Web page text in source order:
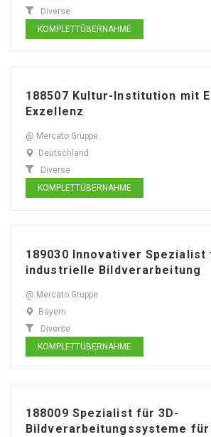
Diverse
KOMPLETTÜBERNAHME
188507 Kultur-Institution mit
Exzellenz
@ Mercato Gruppe
Deutschland
Diverse
KOMPLETTÜBERNAHME
189030 Innovativer Spezialist
industrielle Bildverarbeitung
@ Mercato Gruppe
Bayern
Diverse
KOMPLETTÜBERNAHME
188009 Spezialist für 3D-
Bildverarbeitungssysteme